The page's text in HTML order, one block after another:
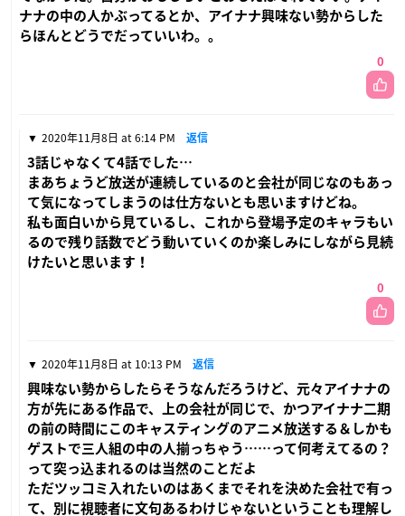
ナナの中の人かぶってるとか、アイナナ興味ない勢からした
らほんとどうでだっていいわ。。
0
2020年11月8日 at 6:14 PM 返信
3話じゃなくて4話でした…
まあちょうど放送が連続しているのと会社が同じなのもあっ
て気になってしまうのは仕方ないとも思いますけどね。
私も面白いから見ているし、これから登場予定のキャラもい
るので残り話数でどう動いていくのか楽しみにしながら見続
けたいと思います！
0
2020年11月8日 at 10:13 PM 返信
興味ない勢からしたらそうなんだろうけど、元々アイナナの
方が先にある作品で、上の会社が同じで、かつアイナナ二期
の前の時間にこのキャスティングのアニメ放送する＆しかも
ゲストで三人組の中の人揃っちゃう……って何考えてるの？
って突っ込まれるのは当然のことだよ
ただツッコミ入れたいのはあくまでそれを決めた会社で有っ
て、別に視聴者に文句あるわけじゃないということも理解し